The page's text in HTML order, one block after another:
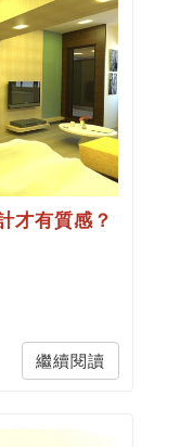
才有質感？
繼續閱讀